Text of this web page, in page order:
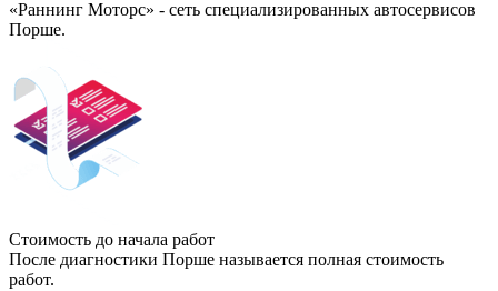
«Раннинг Моторс» - сеть специализированных автосервисов
Порше.
Стоимость до начала работ
После диагностики Порше называется полная стоимость
работ.